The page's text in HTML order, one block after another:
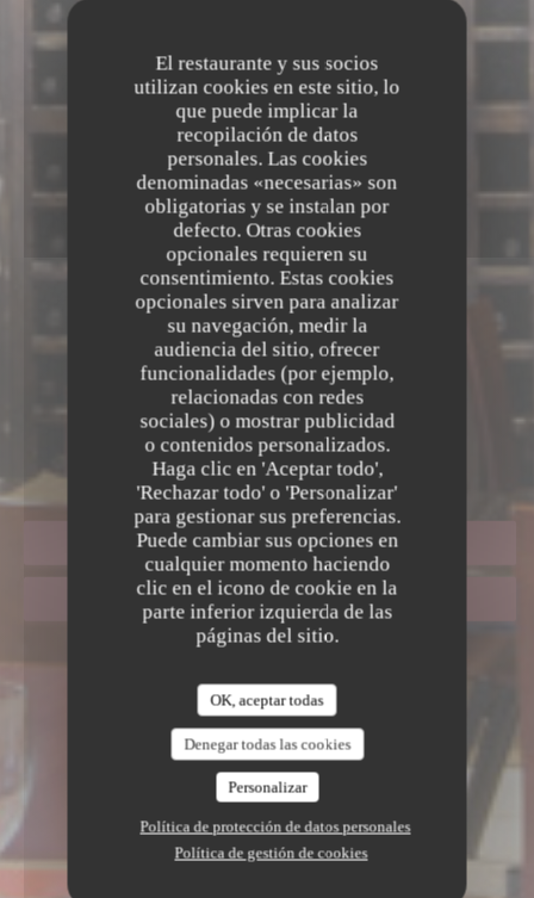
El restaurante y sus socios
utilizan cookies en este sitio, lo
que puede implicar la
recopilación de datos
personales. Las cookies
denominadas «necesarias» son
obligatorias y se instalan por
defecto. Otras cookies
opcionales requieren su
consentimiento. Estas cookies
opcionales sirven para analizar
su navegación, medir la
audiencia del sitio, ofrecer
funcionalidades (por ejemplo,
relacionadas con redes
sociales) o mostrar publicidad
o contenidos personalizados.
Haga clic en 'Aceptar todo',
'Rechazar todo' o 'Personalizar'
para gestionar sus preferencias.
Puede cambiar sus opciones en
cualquier momento haciendo
clic en el icono de cookie en la
parte inferior izquierda de las
páginas del sitio.
OK, aceptar todas
Denegar todas las cookies
Personalizar
Política de protección de datos personales
Política de gestión de cookies
SALENTO MARAIS
|PARIS
RESERVAR UNA MESA
TAKEAWAY